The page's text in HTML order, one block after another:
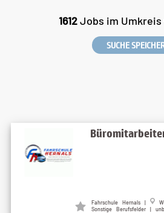
1612Jobs im Umkreis
SUCHE
Fahrschule Hernals |
Sonstige Berufsfelder |